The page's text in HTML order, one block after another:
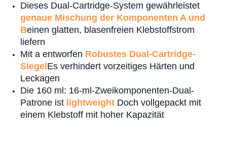
Dieses Dual-Cartridge-System gewährleistet
genaue Mischung der Komponenten A und
Beinen glatten, blasenfreien Klebstoffstrom
liefern
Mit a entworfen Robustes Dual-Cartridge-
Siegel Es verhindert vorzeitiges Härten und
Leckagen
Die 160 ml: 16-ml-Zweikomponenten-Dual-
Patrone ist lightweight Doch vollgepackt mit
einem Klebstoff mit hoher Kapazität